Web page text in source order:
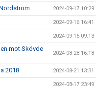
2024-09-17 10:29
2024-09-16 16:41
2024-09-16 09:13
mot Skövde
2024-08-28 16:18
2018 2024-08-21 13:31
2024-08-17 23:49